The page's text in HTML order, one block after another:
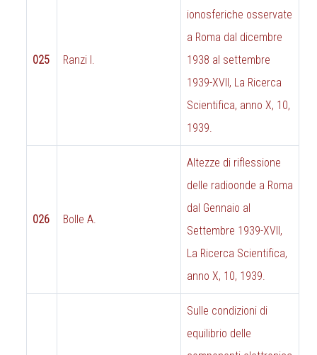
025 Ranzi I.
ionosferiche osservate
a Roma dal dicembre
1938 al settembre
1939-XVII, La Ricerca
Scientifica, anno X, 10,
1939.
026 Bolle A.
Altezze di riflessione
delle radioonde a Roma
dal Gennaio al
Settembre 1939-XVII,
La Ricerca Scientifica,
anno X, 10, 1939.
Sulle condizioni di
equilibrio delle